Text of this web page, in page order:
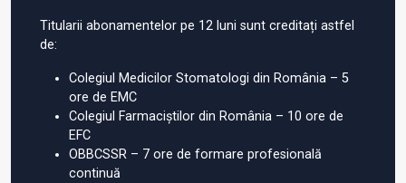
Titularii abonamentelor pe 12 luni sunt creditați astfel
de:
Colegiul Medicilor Stomatologi din România – 5
ore de EMC
Colegiul Farmaciștilor din România – 10 ore de
EFC
OBBCSSR – 7 ore de formare profesională
continuă